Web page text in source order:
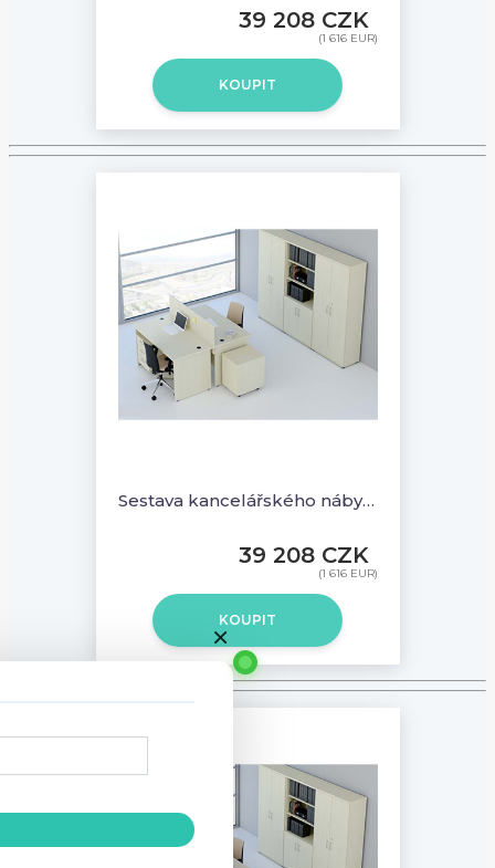
×
39 208 CZK
(1 616 EUR)
KOUPIT
Sestava kancelářského nábytku Komfort 6 buk - R111006 11
39 208 CZK
(1 616 EUR)
KOUPIT